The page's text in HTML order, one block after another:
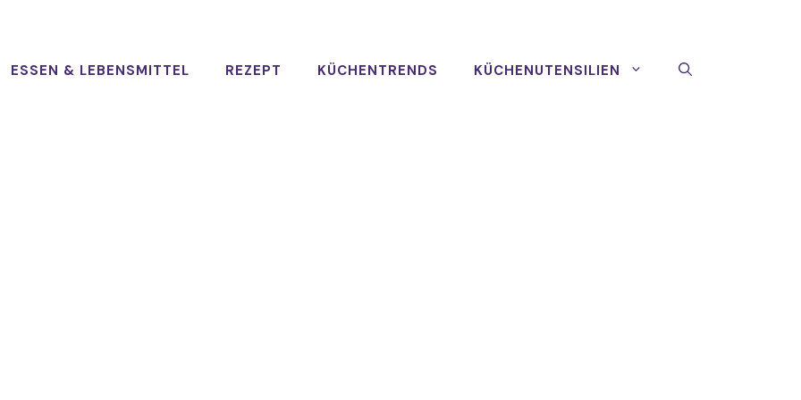
ESSEN & LEBENSMITTEL REZEPT KÜCHENTRENDS KÜCHENUTENSILIEN